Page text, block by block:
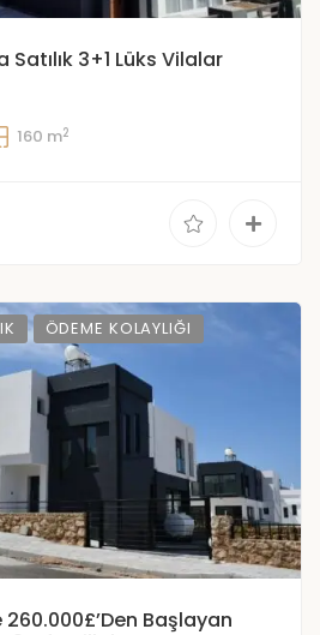
Satılık 3+1 Lüks Vilalar
160 m2
ÖDEME KOLAYLIĞI
Başlayan